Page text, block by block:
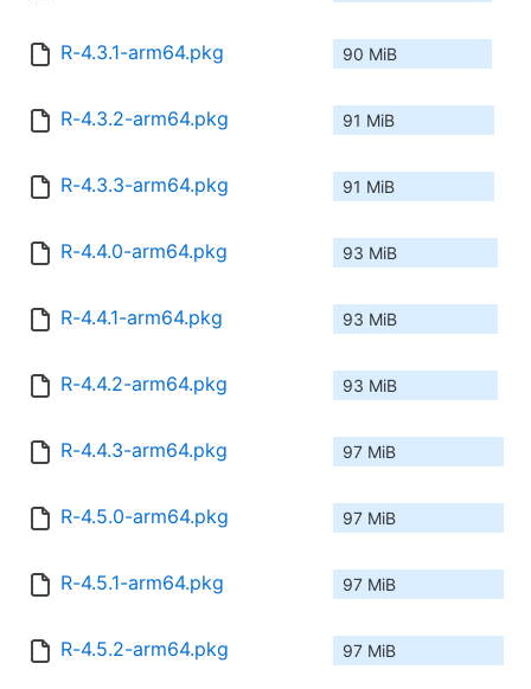
R-4.3.1-arm64.pkg 90 MiB
R-4.3.2-arm64.pkg 91 MiB
R-4.3.3-arm64.pkg 91 MiB
R-4.4.0-arm64.pkg 93 MiB
R-4.4.1-arm64.pkg 93 MiB
R-4.4.2-arm64.pkg 93 MiB
R-4.4.3-arm64.pkg 97 MiB
R-4.5.0-arm64.pkg 97 MiB
R-4.5.1-arm64.pkg 97 MiB
R-4.5.2-arm64.pkg 97 MiB